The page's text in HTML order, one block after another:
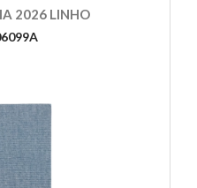
2026 LINHO